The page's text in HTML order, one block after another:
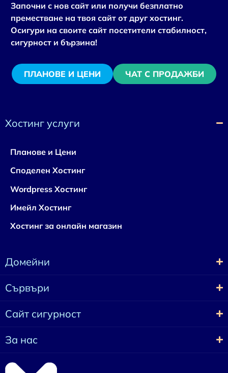
Започни с нов сайт или получи безплатно
преместване на твоя сайт от друг хостинг.
Осигури на своите сайт посетители стабилност,
сигурност и бързина!
ПЛАНОВЕ И ЦЕНИ ЧАТ С ПРОДАЖБИ
Хостинг услуги
Планове и Цени
Споделен Хостинг
Wordpress Хостинг
Имейл Хостинг
Хостинг за онлайн магазин
Домейни
Сървъри
Сайт сигурност
За нас